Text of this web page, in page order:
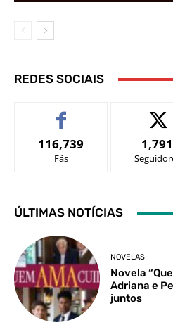
REDES SOCIAIS
116,739
Fãs
1,791
ÚLTIMAS NOTÍCIAS
NOVELAS
Novela
Adriana e
juntos